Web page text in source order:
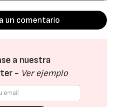
un comentario
a nuestra
- Ver ejemplo